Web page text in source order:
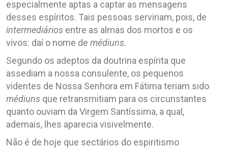
especialmente aptas a captar as mensagens
desses espíritos. Tais pessoas serviriam, pois, de
intermediários entre as almas dos mortos e os
vivos: daí o nome de médiuns.
Segundo os adeptos da doutrina espírita que
assediam a nossa consulente, os pequenos
videntes de Nossa Senhora em Fátima teriam sido
médiuns que retransmitiam para os circunstantes
quanto ouviam da Virgem Santíssima, a qual,
ademais, lhes aparecia visivelmente.
Não é de hoje que sectários do espiritismo